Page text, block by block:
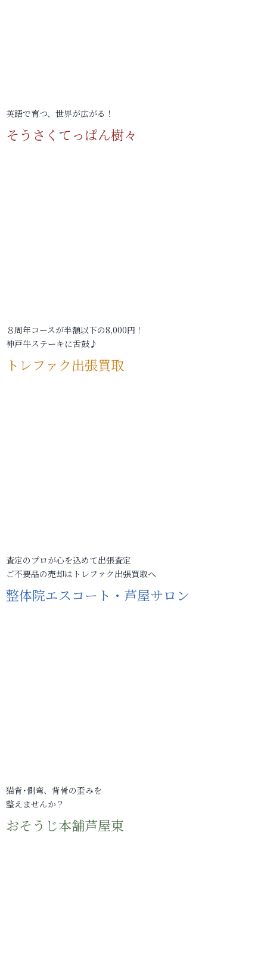
英語で育つ、世界が広がる！
そうさくてっぱん樹々
８周年コースが半額以下の8,000円！
神戸牛ステーキに舌鼓♪
トレファク出張買取
査定のプロが心を込めて出張査定
ご不要品の売却はトレファク出張買取へ
整体院エスコート・芦屋サロン
猫背･側弯、背骨の歪みを
整えませんか？
おそうじ本舗芦屋東